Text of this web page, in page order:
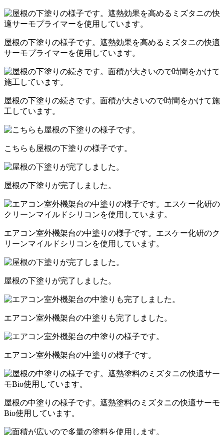
屋根の下塗りの様子です。遮熱効果を高めるミズタニの快適
サーモプライマーを使用しています。
屋根の下塗りの続きです。面積が大きいので時間をかけて施
工しています。
こちらも屋根の下塗りの様子です。
屋根の下塗りが完了しました。
エアコン室外機架台の中塗りの様子です。エスケー化研のク
リーンマイルドシリコンを使用しています。
屋根の下塗りが完了しました。
エアコン室外機架台の中塗りも完了しました。
エアコン室外機架台の中塗りの様子です。
屋根の中塗りの様子です。遮熱塗料のミズタニの快適サーモ
Bio使用しています。